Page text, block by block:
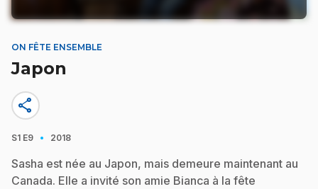
ON FÊTE ENSEMBLE
Japon
share
S1 E9 · 2018
Sasha est née au Japon, mais demeure maintenant au
Canada. Elle a invité son amie Bianca à la fête